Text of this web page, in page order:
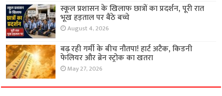
स्कूल प्रशासन के खिलाफ छात्रों का प्रदर्शन, पूरी रात
भूख हड़ताल पर बैठे बच्चे
August 4, 2026
बढ़ रही गर्मी के बीच नौतपा! हार्ट अटैक, किडनी
फेलियर और ब्रेन स्ट्रोक का खतरा
May 27, 2026